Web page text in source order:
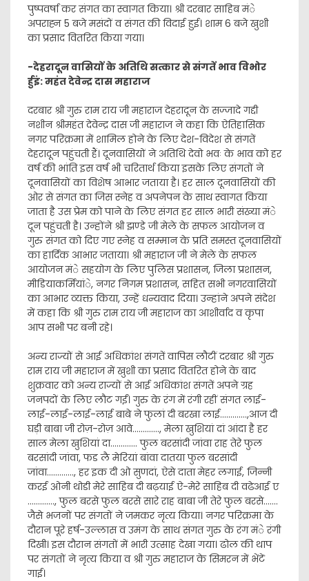
पुष्पवर्षा कर संगत का स्वागत किया। श्री दरबार साहिब मंे
अपराह्न 5 बजे मसंदों व संगत की विदाई हुई। शाम 6 बजे खुशी
का प्रसाद वितरित किया गया।
-देहरादून वासियों के अतिथि सत्कार से संगतें भाव विभोर
र्हुइं: महंत देवेन्द्र दास महाराज
दरबार श्री गुरु राम राय जी महाराज देहरादून के सज्जादे गद्दी
नशीन श्रीमहंत देवेन्द्र दास जी महाराज ने कहा कि ऐतिहासिक
नगर परिक्रमा में शामिल होने के लिए देश-विदेश से संगतें
देहरादून पहुंचती हैं। दूनवासियों ने अतिथि देवो भवः के भाव को हर
वर्ष की भांति इस वर्ष भी चरितार्थ किया इसके लिए संगतों ने
दूनवासियों का विशेष आभार जताया है। हर साल दूनवासियों की
ओर से संगत का जिस स्नेह व अपनेपन के साथ स्वागत किया
जाता है उस प्रेम को पाने के लिए संगत हर साल भारी संख्या मंे
दून पहुंचती है। उन्होंने श्री झण्डे जी मेले के सफल आयोजन व
गुरु संगत को दिए गए स्नेह व सम्मान के प्रति समस्त दूनवासियों
का हार्दिक आभार जताया। श्री महाराज जी ने मेले के सफल
आयोजन मंे सहयोग के लिए पुलिस प्रशासन, जिला प्रशासन,
मीडियाकर्मियांे, नगर निगम प्रशासन, सहित सभी नगरवासियों
का आभार व्यक्त किया, उन्हें धन्यवाद दिया। उन्हांने अपने संदेश
में कहा कि श्री गुरु राम राय जी महाराज का आशीर्वाद व कृपा
आप सभी पर बनी रहे।
अन्य राज्यों से आई अधिकांश संगतें वापिस लौटीं दरबार श्री गुरु
राम राय जी महाराज में खुशी का प्रसाद वितरित होने के बाद
शुक्रवार को अन्य राज्यों से आई अधिकांश संगतें अपने ग्रह
जनपदों के लिए लौट गईं। गुरु के रंग में रंगी रहीं संगत लाई-
लाई-लाई-लाई-लाई बाबे ने फुलां दी बरखा लाई………….,आज दी
घड़ी बाबा जी रोज़-रोज़ आवे…………., मेला खुशियां दां आंदा है हर
साल मेला खुशियां दा…………. फुल बरसांदी जांवा राह तेरे फुल
बरसांदी जांवा, फड लै मेरियां बांवा दातया फुल बरसांदी
जांवा…………., हर इक दी ओ सुणदां, ऐसे दाता मेहर लगाई, जिन्नी
करई ओनी थोडी मेरे साहिब दी बढ़याई ऐ-मेरे साहिब दी वढेआई ए
…………., फुल बरसे फुल बरसे सारे राह बाबा जी तेरे फुल बरसे…….
जैसे भजनों पर संगतों ने जमकर नृत्य किया। नगर परिक्रमा के
दौरान पूरे हर्ष-उल्लास व उमंग के साथ संगत गुरु के रंग मंे रंगी
दिखी। इस दौरान संगतों में भारी उत्साह देखा गया। ढोल की थाप
पर संगतों ने नृत्य किया व श्री गुरु महाराज के सिमरन में भेंटें
गाई।